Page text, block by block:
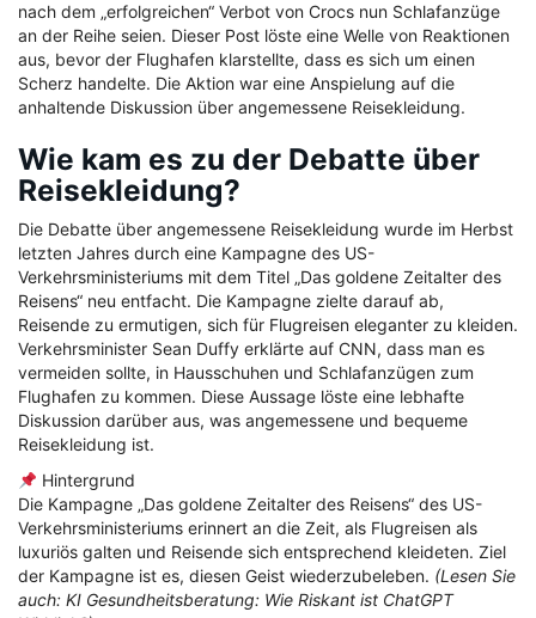
nach dem „erfolgreichen“ Verbot von Crocs nun Schlafanzüge
an der Reihe seien. Dieser Post löste eine Welle von Reaktionen
aus, bevor der Flughafen klarstellte, dass es sich um einen
Scherz handelte. Die Aktion war eine Anspielung auf die
anhaltende Diskussion über angemessene Reisekleidung.
Wie kam es zu der Debatte über
Reisekleidung?
Die Debatte über angemessene Reisekleidung wurde im Herbst
letzten Jahres durch eine Kampagne des US-
Verkehrsministeriums mit dem Titel „Das goldene Zeitalter des
Reisens“ neu entfacht. Die Kampagne zielte darauf ab,
Reisende zu ermutigen, sich für Flugreisen eleganter zu kleiden.
Verkehrsminister Sean Duffy erklärte auf CNN, dass man es
vermeiden sollte, in Hausschuhen und Schlafanzügen zum
Flughafen zu kommen. Diese Aussage löste eine lebhafte
Diskussion darüber aus, was angemessene und bequeme
Reisekleidung ist.
Hintergrund
Die Kampagne „Das goldene Zeitalter des Reisens“ des US-
Verkehrsministeriums erinnert an die Zeit, als Flugreisen als
luxuriös galten und Reisende sich entsprechend kleideten. Ziel
der Kampagne ist es, diesen Geist wiederzubeleben. (Lesen Sie
auch: KI Gesundheitsberatung: Wie Riskant ist ChatGPT